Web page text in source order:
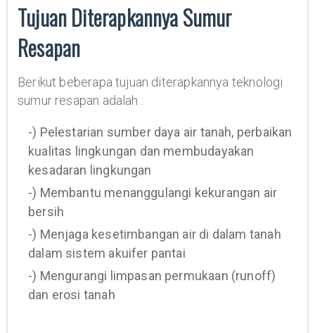
Tujuan Diterapkannya Sumur
Resapan
Berikut beberapa tujuan diterapkannya teknologi
sumur resapan adalah :
-) Pelestarian sumber daya air tanah, perbaikan
kualitas lingkungan dan membudayakan
kesadaran lingkungan
-) Membantu menanggulangi kekurangan air
bersih
-) Menjaga kesetimbangan air di dalam tanah
dalam sistem akuifer pantai
-) Mengurangi limpasan permukaan (runoff)
dan erosi tanah